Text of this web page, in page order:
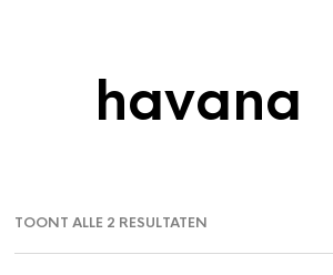
havana
TOONT ALLE 2 RESULTATEN